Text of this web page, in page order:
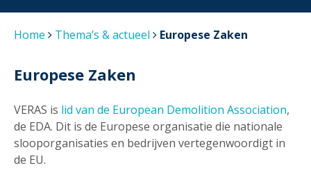
Home Thema’s & actueel Europese Zaken
Europese Zaken
VERAS is lid van de European Demolition Association,
de EDA. Dit is de Europese organisatie die nationale
slooporganisaties en bedrijven vertegenwoordigt in
de EU.